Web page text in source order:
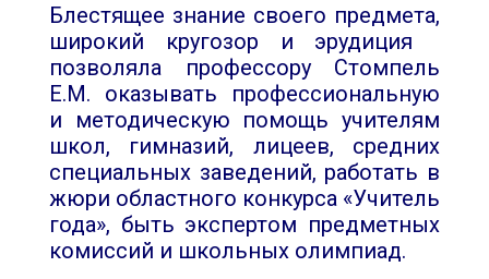
Блестящее знание своего предмета,
широкий кругозор и эрудиция
позволяла профессору Стомпель
Е.М. оказывать профессиональную
и методическую помощь учителям
школ, гимназий, лицеев, средних
специальных заведений, работать в
жюри областного конкурса «Учитель
года», быть экспертом предметных
комиссий и школьных олимпиад.